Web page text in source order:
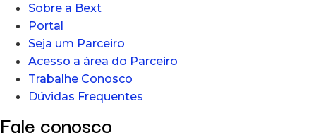
Sobre a Bext
Portal
Seja um Parceiro
Acesso a área do Parceiro
Trabalhe Conosco
Dúvidas Frequentes
Fale conosco